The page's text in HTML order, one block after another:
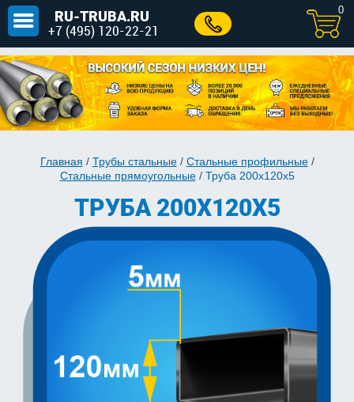
RU-TRUBA.RU
+7 (495) 120-22-21
0
Главная / Трубы стальные/ Стальные профильные/
Стальные прямоугольные/ Труба 200х120х5
ТРУБА 200Х120Х5